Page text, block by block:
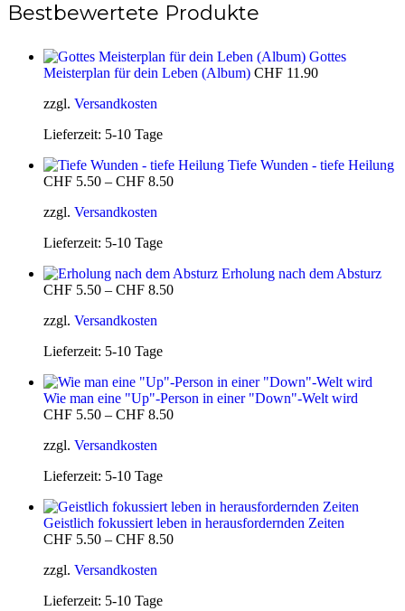
Bestbewertete Produkte
Gottes
Meisterplan für dein Leben (Album) CHF 11.90
zzgl. Versandkosten
Lieferzeit: 5-10 Tage
Tiefe Wunden - tiefe Heilung
CHF 5.50 – CHF 8.50
zzgl. Versandkosten
Lieferzeit: 5-10 Tage
Erholung nach dem Absturz
CHF 5.50 – CHF 8.50
zzgl. Versandkosten
Lieferzeit: 5-10 Tage
Wie man eine "Up"-Person in einer "Down"-Welt wird
CHF 5.50 – CHF 8.50
zzgl. Versandkosten
Lieferzeit: 5-10 Tage
Geistlich fokussiert leben in herausfordernden Zeiten
CHF 5.50 – CHF 8.50
zzgl. Versandkosten
Lieferzeit: 5-10 Tage